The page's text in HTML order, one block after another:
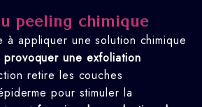
peeling chimique
à appliquer une solution chimique
provoquer une exfoliation
retire les couches
pour stimuler la